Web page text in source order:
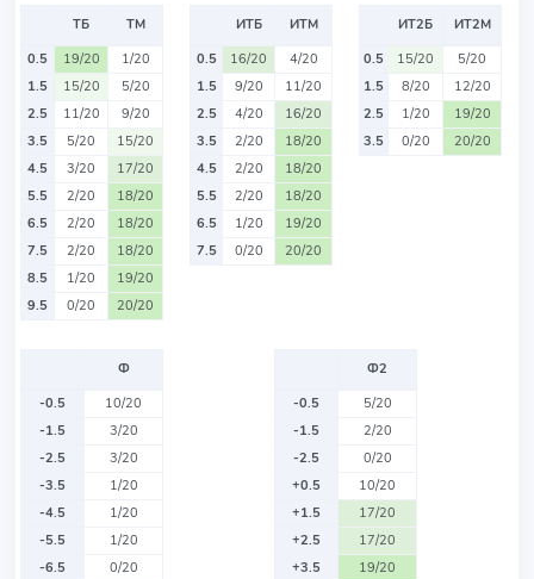
ТБ
ТМ
0.5
19/20
1/20
1.5
15/20
5/20
2.5
11/20
9/20
3.5
5/20
15/20
4.5
3/20
17/20
5.5
2/20
18/20
6.5
2/20
18/20
7.5
2/20
18/20
8.5
1/20
19/20
9.5
0/20 20/20
ИТБ
ИТМ
0.5
16/20
4/20
1.5
9/20
11/20
2.5
4/20
16/20
3.5
2/20
18/20
4.5
2/20
18/20
5.5
2/20
18/20
6.5
1/20
19/20
7.5
0/20 20/20
ИТ2Б
ИТ2М
0.5
15/20
5/20
1.5
8/20
12/20
2.5
1/20
19/20
3.5
0/20 20/20
Ф
-0.5
10/20
-1.5
3/20
-2.5
3/20
-3.5
1/20
-4.5
1/20
-5.5
1/20
-6.5
0/20
Ф2
-0.5
5/20
-1.5
2/20
-2.5
0/20
+0.5
10/20
+1.5
17/20
+2.5
17/20
+3.5
19/20